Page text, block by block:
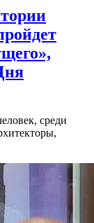
среди